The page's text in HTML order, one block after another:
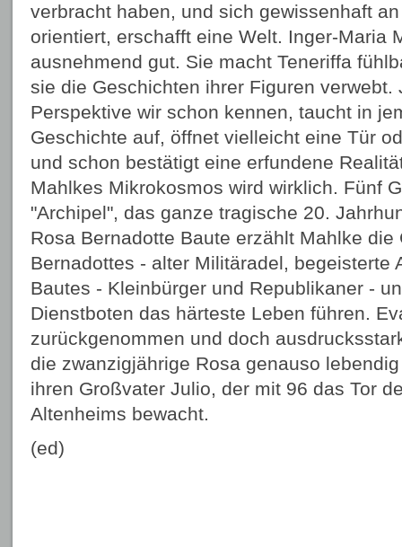
verbracht haben, und sich gewissenhaft
orientiert, erschafft eine Welt. Inger-Maria
ausnehmend gut. Sie macht Teneriffa
sie die Geschichten ihrer Figuren verwebt.
Perspektive wir schon kennen, taucht in
Geschichte auf, öffnet vielleicht eine Tür
und schon bestätigt eine erfundene
Mahlkes Mikrokosmos wird wirklich. Fünf
"Archipel", das ganze tragische 20.
Rosa Bernadotte Baute erzählt Mahlke die
Bernadottes - alter Militäradel, begeisterte
Bautes - Kleinbürger und Republikaner -
Dienstboten das härteste Leben führen.
zurückgenommen und doch
die zwanzigjährige Rosa genauso
ihren Großvater Julio, der mit 96 das Tor
Altenheims bewacht.
(ed)